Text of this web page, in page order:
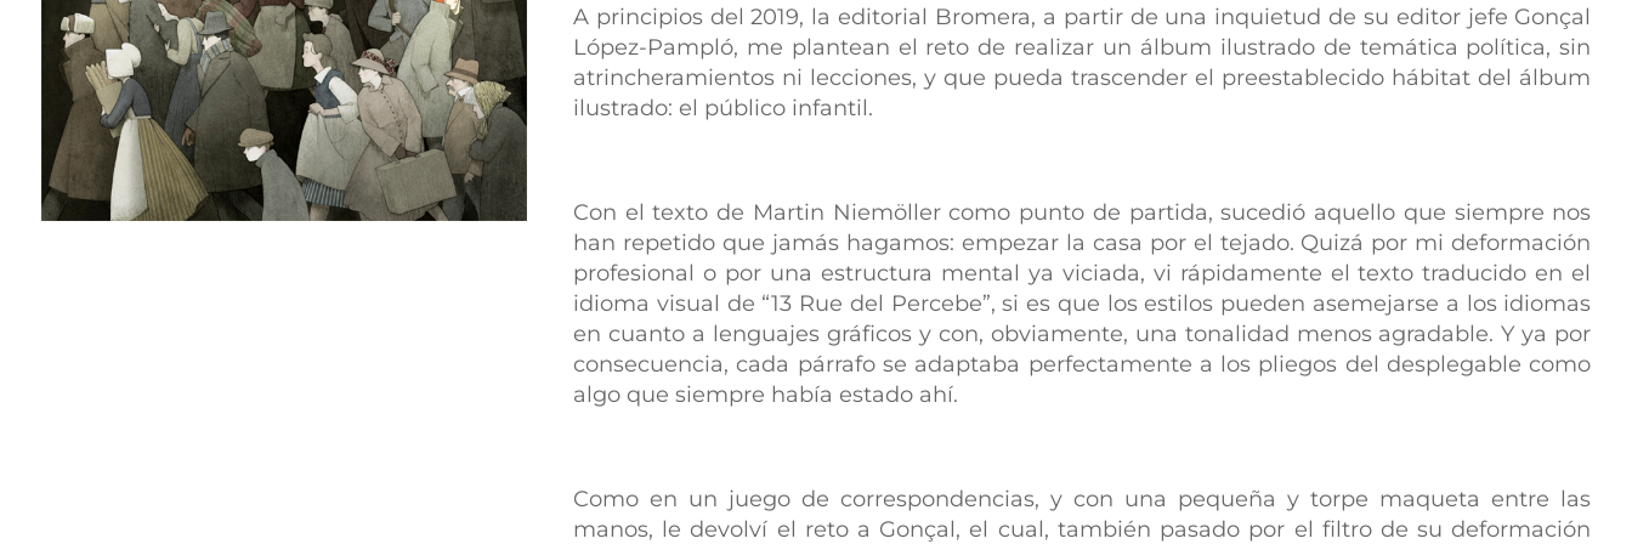
A principios del 2019, la editorial Bromera, a partir de una inquietud de su editor jefe Gonçal
López-Pampló, me plantean el reto de realizar un álbum ilustrado de temática política, sin
atrincheramientos ni lecciones, y que pueda trascender el preestablecido hábitat del álbum
ilustrado: el público infantil.
Con el texto de Martin Niemöller como punto de partida, sucedió aquello que siempre nos
han repetido que jamás hagamos: empezar la casa por el tejado. Quizá por mi deformación
profesional o por una estructura mental ya viciada, vi rápidamente el texto traducido en el
idioma visual de “13 Rue del Percebe”, si es que los estilos pueden asemejarse a los idiomas
en cuanto a lenguajes gráficos y con, obviamente, una tonalidad menos agradable. Y ya por
consecuencia, cada párrafo se adaptaba perfectamente a los pliegos del desplegable como
algo que siempre había estado ahí.
Como en un juego de correspondencias, y con una pequeña y torpe maqueta entre las
manos, le devolví el reto a Gonçal, el cual, también pasado por el filtro de su deformación